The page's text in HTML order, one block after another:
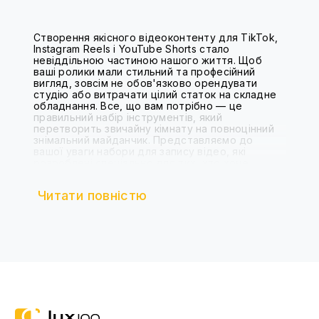
Створення якісного відеоконтенту для TikTok,
Instagram Reels і YouTube Shorts стало
невіддільною частиною нашого життя. Щоб
ваші ролики мали стильний та професійний
вигляд, зовсім не обов'язково орендувати
студію або витрачати цілий статок на складне
обладнання. Все, що вам потрібно — це
правильний набір інструментів, який
перетворить звичайну кімнату на повноцінний
знімальний майданчик. Представляємо до
наборів містять кільцеві лампи або LED-
Читати повністю